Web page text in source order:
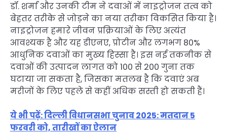
डॉ. शर्मा और उनकी टीम ने दवाओं में नाइट्रोजन तत्व को
बेहतर तरीके से जोड़ने का नया तरीका विकसित किया है।
नाइट्रोजन हमारे जीवन प्रक्रियाओं के लिए अत्यंत
आवश्यक है और यह डीएनए, प्रोटीन और लगभग 80%
आधुनिक दवाओं का मुख्य हिस्सा है। इस नई तकनीक से
दवाओं की उत्पादन लागत को 100 से 200 गुना तक
घटाया जा सकता है, जिसका मतलब है कि दवाएं अब
मरीजों के लिए पहले से कहीं अधिक सस्ती हो सकती हैं।
ये भी पढ़ें: दिल्ली विधानसभा चुनाव 2025: मतदान 5
फरवरी को, तारीखों का ऐलान